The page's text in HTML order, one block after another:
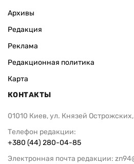
Архивы
Редакция
Реклама
Редакционная политика
Карта
КОНТАКТЫ
01010 Киев, ул. Князей Острожских,
Телефон редакции:
+380 (44) 280-04-85
Электронная почта редакции: